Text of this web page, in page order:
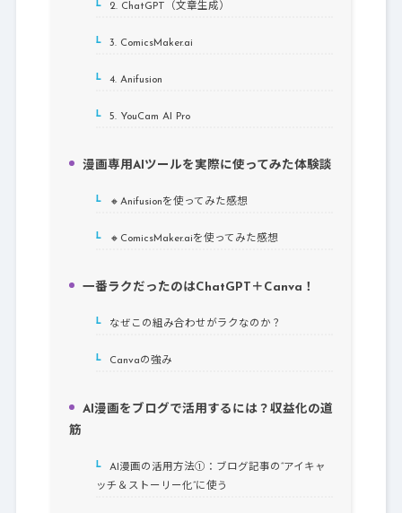
3-2.2. ChatGPT（文章生成）
3-3.3. ComicsMaker.ai
3-4.4. Anifusion
3-5.5. YouCam AI Pro
4.漫画専用AIツールを実際に使ってみた体験談
4-1.🔸Anifusionを使ってみた感想
4-2.🔸ComicsMaker.aiを使ってみた感想
一番ラクだったのはChatGPT＋Canva！
5-1.なぜこの組み合わせがラクなのか？
5-2.Canvaの強み
6.AI漫画をブログで活用するには？収益化の道
筋
6-1.AI漫画の活用方法①：ブログ記事の“アイキャ
ッチ＆ストーリー化”に使う